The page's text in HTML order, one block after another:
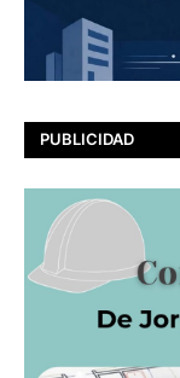
PUBLICIDAD